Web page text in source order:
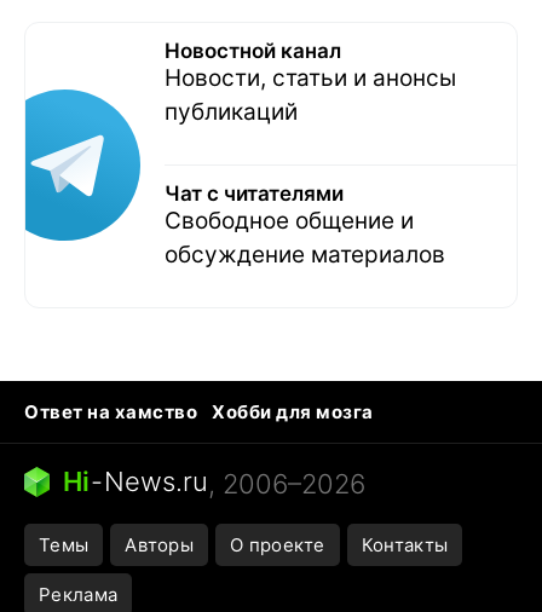
Новостной канал
Новости, статьи и анонсы
публикаций
Чат с читателями
Свободное общение и
обсуждение материалов
Ответ на хамство
Хобби для мозга
Бензин 100 и 95
Тунцы в океанариуме
Следующая пандемия
Hi-News.ru, 2006–2026
Темы Авторы О проекте Контакты
Реклама